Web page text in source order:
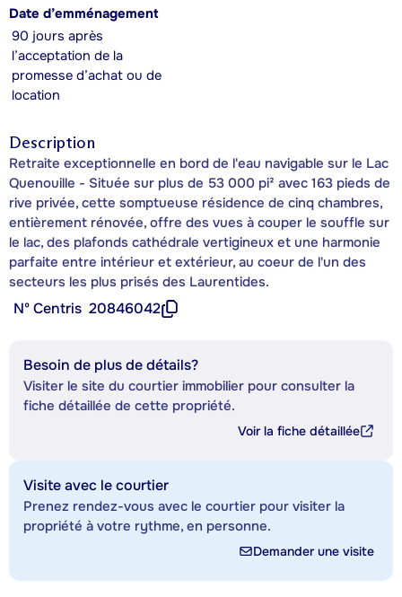
Date d’emménagement
90 jours après
l’acceptation de la
promesse d’achat ou de
location
Description
Retraite exceptionnelle en bord de l'eau navigable sur le Lac
Quenouille - Située sur plus de 53 000 pi² avec 163 pieds de
rive privée, cette somptueuse résidence de cinq chambres,
entièrement rénovée, offre des vues à couper le souffle sur
le lac, des plafonds cathédrale vertigineux et une harmonie
parfaite entre intérieur et extérieur, au coeur de l'un des
secteurs les plus prisés des Laurentides.
Nº Centris 20846042
Besoin de plus de détails?
Visiter le site du courtier immobilier pour consulter la
fiche détaillée de cette propriété.
Voir la fiche détaillée
Visite avec le courtier
Prenez rendez-vous avec le courtier pour visiter la
propriété à votre rythme, en personne.
Demander une visite